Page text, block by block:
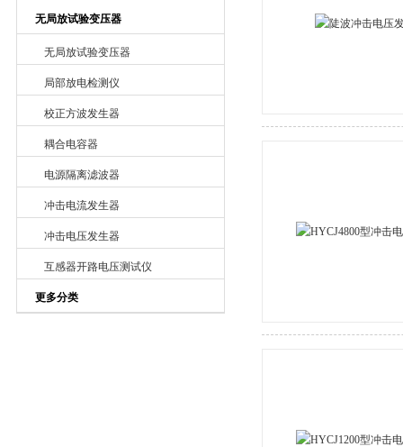
无局放试验变压器
无局放试验变压器
局部放电检测仪
校正方波发生器
耦合电容器
电源隔离滤波器
冲击电流发生器
冲击电压发生器
互感器开路电压测试仪
更多分类